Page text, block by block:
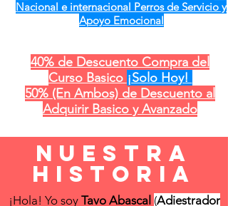
Nacional e internacional Perros de Servicio y
Apoyo Emocional
40% de Descuento Compra del
Curso Basico ¡Solo Hoy!
50% (En Ambos) de Descuento al
Adquirir Basico y Avanzado
nuestra
historia
¡Hola! Yo soy Tavo Abascal (Adiestrador